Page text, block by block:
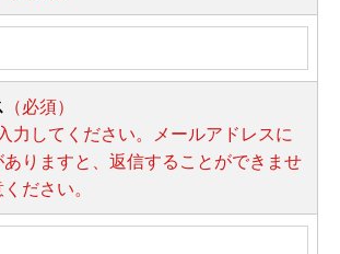
（必須）
力してください。メールアドレスに
ありますと、返信することができませ
ださい。